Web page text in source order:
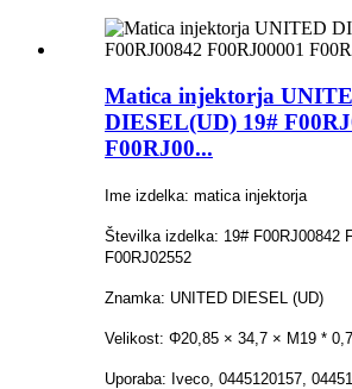
Matica injektorja
DIESEL(UD) 19#
F00RJ00...
Ime izdelka: matica injektorja
Številka izdelka: 19# F00RJ00842
F00RJ02552
Znamka: UNITED DIESEL (UD)
Velikost: Φ20,85 × 34,7 × M19 *
Uporaba: Iveco, 0445120157,